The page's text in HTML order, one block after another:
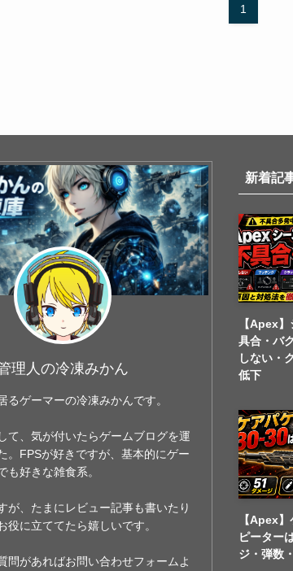
1
理人の冷凍みかん
るゲーマーの冷凍みかんです。
て、気が付いたらゲームブログを運
。FPSが好きですが、基本的にゲー
も好きな雑食系。
が、たまにレビュー記事も書いたり
役に立ててたら嬉しいです。
問があればお問い合わせフォームよ
新着記
【Apex
具合・バ
しない・
低下
【Apex
ピーター
ジ・弾数